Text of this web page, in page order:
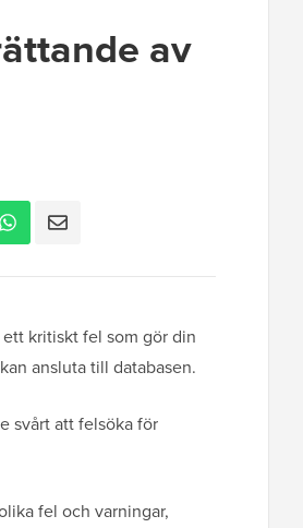
av
kritiskt fel som gör din
ansluta till databasen.
svårt att felsöka för
fel och varningar,